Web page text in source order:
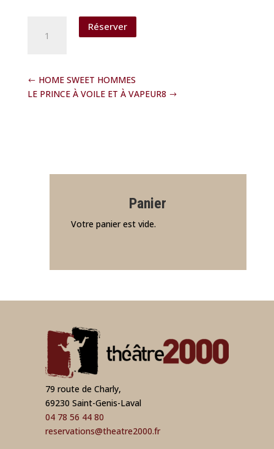
Réserver
HOME SWEET HOMMES
LE PRINCE À VOILE ET À VAPEUR8
Panier
Votre panier est vide.
79 route de Charly,
69230 Saint-Genis-Laval
04 78 56 44 80
reservations@theatre2000.fr